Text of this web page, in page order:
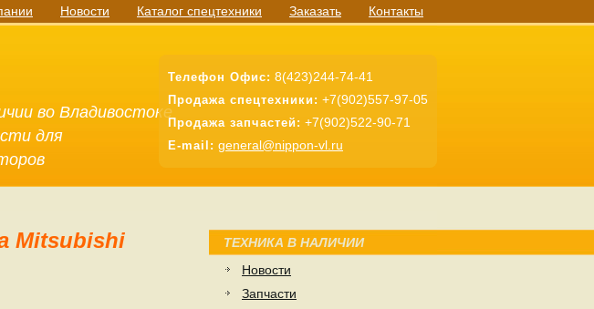
Новости Каталог спецтехники Заказать Контакты
во Владивостоке
для
Телефон Офис: 8(423)244-74-41
Продажа спецтехники: +7(902)557-97-05
Продажа запчастей: +7(902)522-90-71
E-mail: general@nippon-vl.ru
ТЕХНИКА В НАЛИЧИИ
Новости
Запчасти